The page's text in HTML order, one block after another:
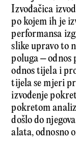
Izvođačica
po kojem ih je
performansa
slike upravo to
poluga –
odnos tijela i
tijela se mjeri
izvođenje
pokretom
došlo do
alata, odnosno